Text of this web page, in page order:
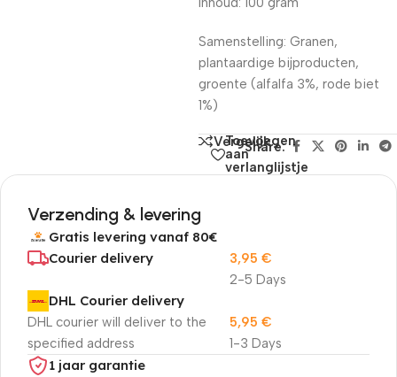
Samenstelling: Granen,
plantaardige bijproducten,
groente (alfalfa 3%, rode biet
1%)
Vergelijk
Toevoegen
aan
verlanglijstje
Share:
Verzending & levering
Gratis levering vanaf 80€
Courier delivery
2-5 Days
3,95 €
DHL Courier delivery
DHL courier will deliver to the
specified address
1-3 Days
5,95 €
1 jaar garantie